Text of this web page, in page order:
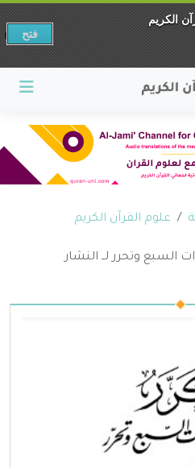
علوم القرآن الكريم
السبع وتحرر لــ النشار
الكريم
فتح